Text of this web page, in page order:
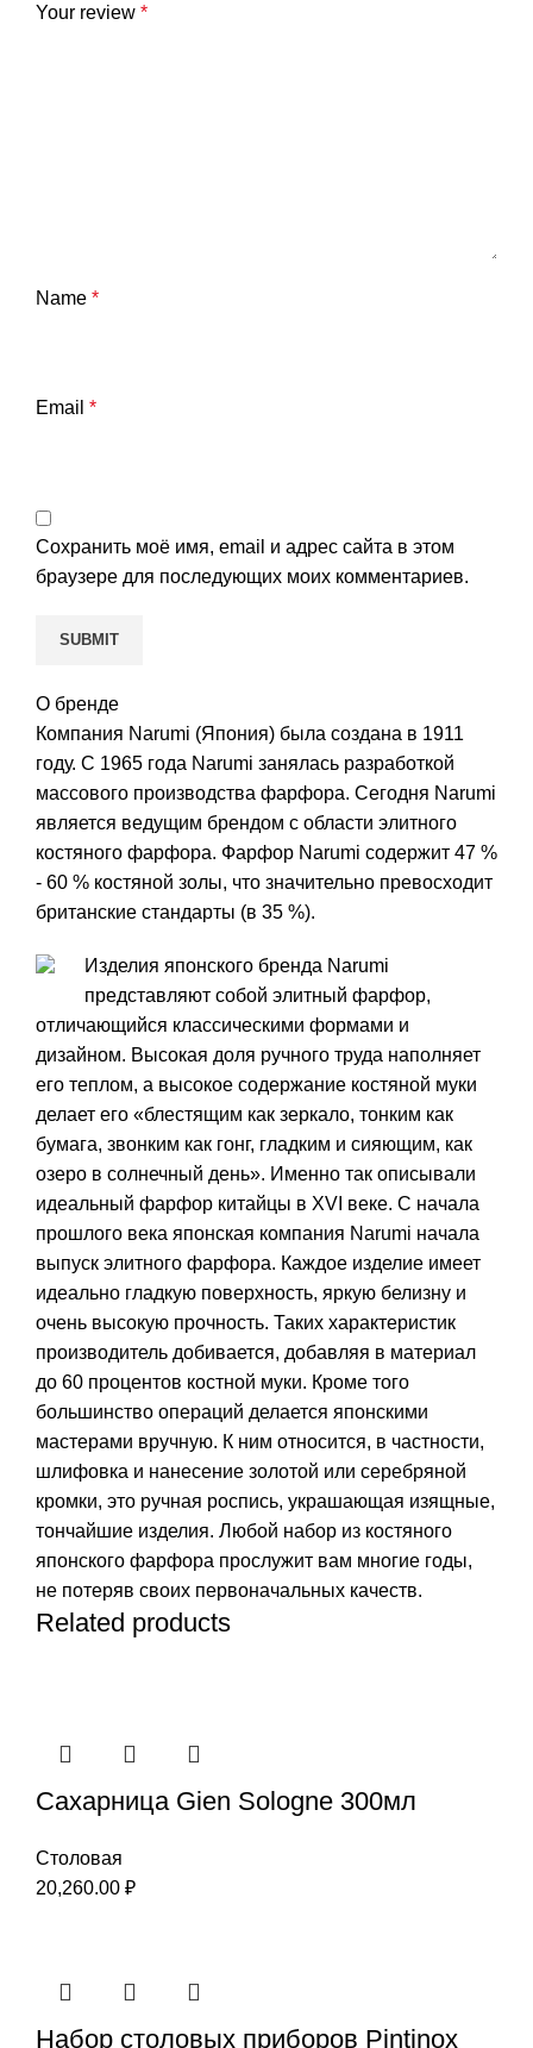
Your review *
Name *
Email *
Сохранить моё имя, email и адрес сайта в этом
браузере для последующих моих комментариев.
О бренде
Компания Narumi (Япония) была создана в 1911
году. С 1965 года Narumi занялась разработкой
массового производства фарфора. Сегодня Narumi
является ведущим брендом с области элитного
костяного фарфора. Фарфор Narumi содержит 47 %
- 60 % костяной золы, что значительно превосходит
британские стандарты (в 35 %).
Изделия японского бренда Narumi
представляют собой элитный фарфор,
отличающийся классическими формами и
дизайном. Высокая доля ручного труда наполняет
его теплом, а высокое содержание костяной муки
делает его «блестящим как зеркало, тонким как
бумага, звонким как гонг, гладким и сияющим, как
озеро в солнечный день». Именно так описывали
идеальный фарфор китайцы в XVI веке. С начала
прошлого века японская компания Narumi начала
выпуск элитного фарфора. Каждое изделие имеет
идеально гладкую поверхность, яркую белизну и
очень высокую прочность. Таких характеристик
производитель добивается, добавляя в материал
до 60 процентов костной муки. Кроме того
большинство операций делается японскими
мастерами вручную. К ним относится, в частности,
шлифовка и нанесение золотой или серебряной
кромки, это ручная роспись, украшающая изящные,
тончайшие изделия. Любой набор из костяного
японского фарфора прослужит вам многие годы,
не потеряв своих первоначальных качеств.
Related products
Сахарница Gien Sologne 300мл
Столовая
20,260.00 ₽
Набор столовых приборов Pintinox